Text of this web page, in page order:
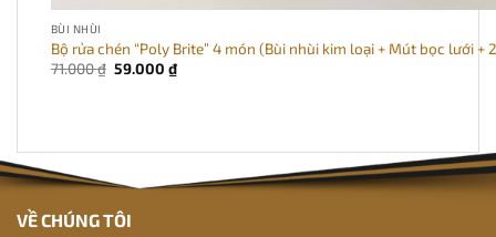
BÙI NHÙI
Bộ rửa chén “Poly Brite” 4 món (Bùi nhùi kim loại + Mút bọc lưới +
71.000₫ Giá
gốc
59.000 ₫Giá
hiện
VỀ CHÚNG TÔI